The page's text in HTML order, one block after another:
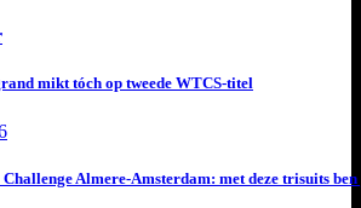
mikt tóch op tweede WTCS-titel
Almere-Amsterdam: met deze trisuits ben